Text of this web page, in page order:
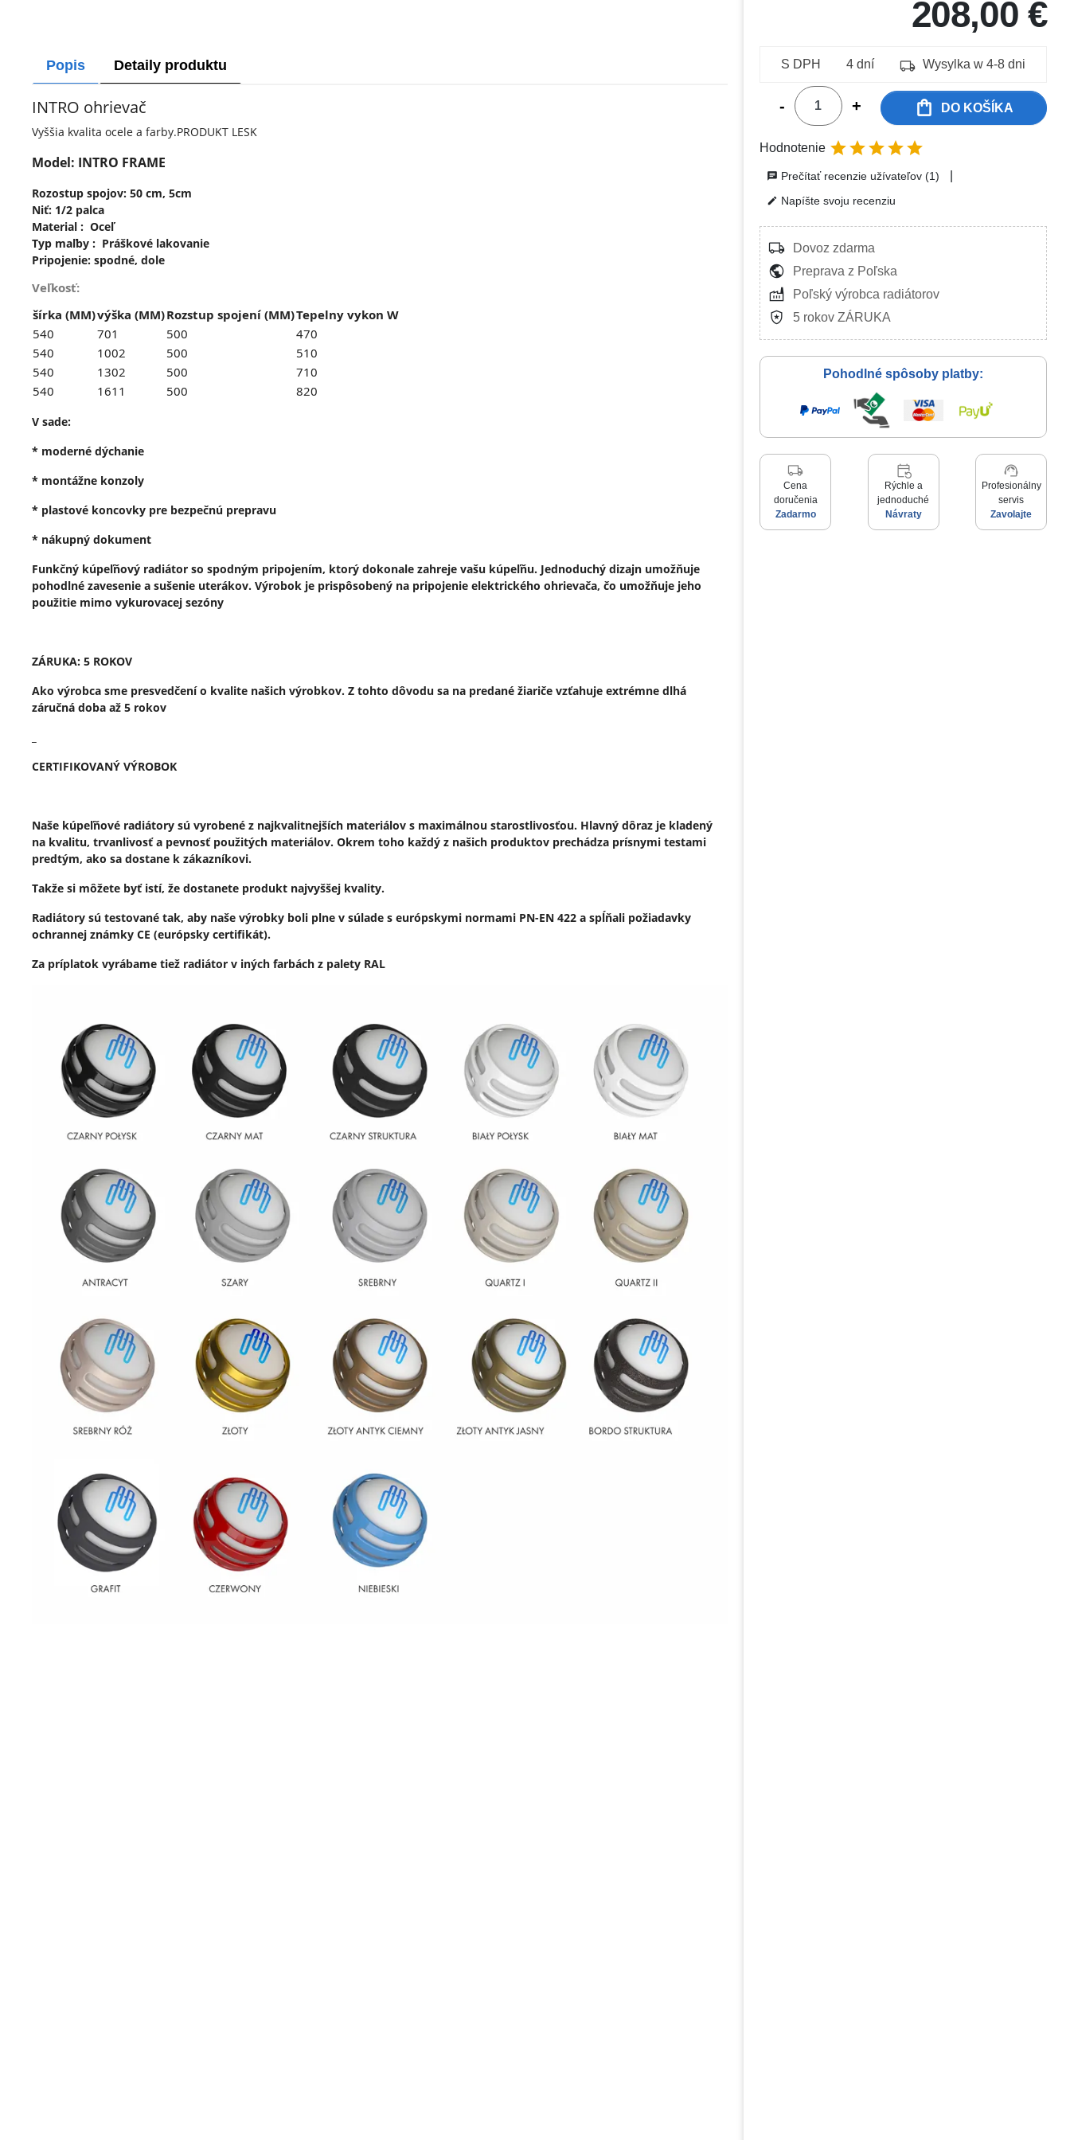
Popis Detaily produktu
INTRO ohrievač
Vyššia kvalita ocele a farby.PRODUKT LESK
Model: INTRO FRAME
Rozostup spojov: 50 cm, 5cm
Niť: 1/2 palca
Material : Oceľ
Typ maľby: Práškové lakovanie
Pripojenie: spodné, dole
Veľkosť:
šírka (MM)výška (MM)Rozstup spojení (MM)Tepelny vykon W
540
701 500
470
540
1002 500
510
540
1302 500
710
540
1611 500 820
V sade:
* moderné dýchanie
* montážne konzoly
* plastové koncovky pre bezpečnú prepravu
* nákupný dokument
Funkčný kúpeľňový radiátor so spodným pripojením, ktorý dokonale zahreje vašu kúpeľňu. Jednoduchý dizajn umožňuje
pohodlné zavesenie a sušenie uterákov. Výrobok je prispôsobený na pripojenie elektrického ohrievača, čo umožňuje jeho
použitie mimo vykurovacej sezóny
ZÁRUKA: 5 ROKOV
Ako výrobca sme presvedčení o kvalite našich výrobkov. Z tohto dôvodu sa na predané žiariče vzťahuje extrémne dlhá
záručná doba až 5 rokov
CERTIFIKOVANÝ VÝROBOK
Naše kúpeľňové radiátory sú vyrobené z najkvalitnejších materiálov s maximálnou starostlivosťou. Hlavný dôraz je kladený
na kvalitu, trvanlivosť a pevnosť použitých materiálov. Okrem toho každý z našich produktov prechádza prísnymi testami
predtým, ako sa dostane k zákazníkovi.
Takže si môžete byť istí, že dostanete produkt najvyššej kvality.
Radiátory sú testované tak, aby naše výrobky boli plne v súlade s európskymi normami PN-EN 422 a spĺňali požiadavky
ochrannej známky CE (európsky certifikát).
Za príplatok vyrábame tiež radiátor v iných farbách z palety RAL
208,00 €
S DPH 4 dní local_shipping Wysylka w 4-8 dni
- + shopping_bag DO KOŠÍKA
Hodnotenie 
chat Prečítať recenzie užívateľov (1) |
edit Napíšte svoju recenziu
local_shipping Dovoz zdarma
public Preprava z Poľska
factory Poľský výrobca radiátorov
local_police 5 rokov ZÁRUKA
Pohodlné spôsoby platby:
local_shipping
Cena
doručenia
Zadarmo
event_repeat
Rýchle a
jednoduché
Návraty
support_agent
Profesionálny
servis
Zavolajte